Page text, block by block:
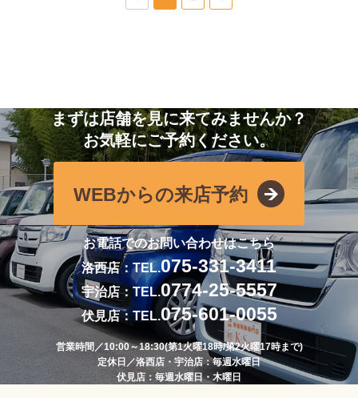
まずは店舗を見に来てみませんか？
お気軽にご予約ください。
WEBからの来店予約
お電話でのお問い合わせはこちら
洛西店：TEL.075-331-3411
宇治店：TEL.0774-25-5557
伏見店：TEL.075-601-0055
営業時間／10:00～18:30(第1火曜18時/第2火曜17時まで)
定休日／洛西店・宇治店：毎週水曜日
伏見店：毎週水曜日・木曜日